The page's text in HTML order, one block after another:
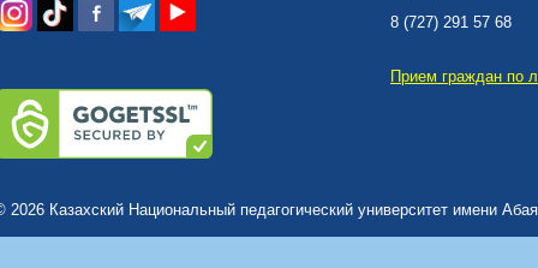
8 (727) 291 57 68
Прием граждан по
2026 Казахский Национальный педагогический университет имени Абая